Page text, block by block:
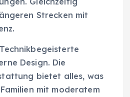
Strecken mit
Design. Die
bietet alles, was
mit moderatem